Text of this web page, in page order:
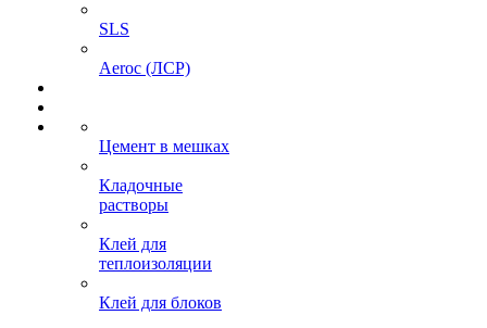
SLS
Aeroc (ЛСР)
Цемент в мешках
Кладочные
растворы
Клей для
теплоизоляции
Клей для блоков